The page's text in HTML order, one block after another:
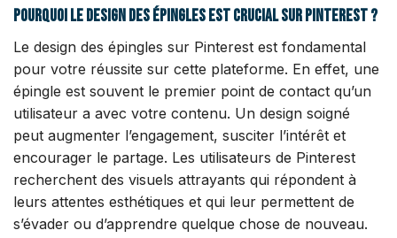
Pourquoi le design des épingles est crucial sur Pinterest ?
Le design des épingles sur Pinterest est fondamental
pour votre réussite sur cette plateforme. En effet, une
épingle est souvent le premier point de contact qu’un
utilisateur a avec votre contenu. Un design soigné
peut augmenter l’engagement, susciter l’intérêt et
encourager le partage. Les utilisateurs de Pinterest
recherchent des visuels attrayants qui répondent à
leurs attentes esthétiques et qui leur permettent de
s’évader ou d’apprendre quelque chose de nouveau.